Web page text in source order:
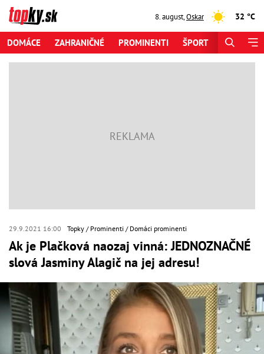
8. august,Oskar 32 °C
DOMÁCE ZAHRANIČNÉ PROMINENTI ŠPORT
29.9.2021 16:00 Topky Prominenti Domáci prominenti
Ak je Plačková naozaj vinná: JEDNOZNAČNÉ
slová Jasminy Alagič na jej adresu!